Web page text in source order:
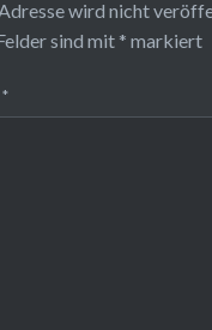
wird nicht
sind mit * markiert
*